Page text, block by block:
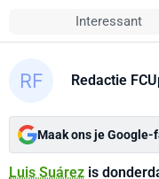
Interessant
Redactie
Maak ons je Google-
Luis Suárez is